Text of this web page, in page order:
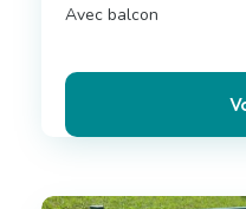
Avec balcon